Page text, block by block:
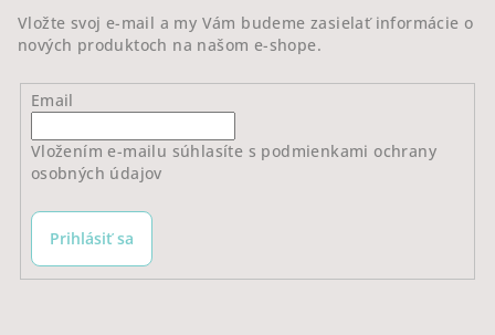
Vložte svoj e-mail a my Vám budeme zasielať informácie o
nových produktoch na našom e-shope.
Email
Vložením e-mailu súhlasíte s podmienkami ochrany
osobných údajov
Prihlásiť sa